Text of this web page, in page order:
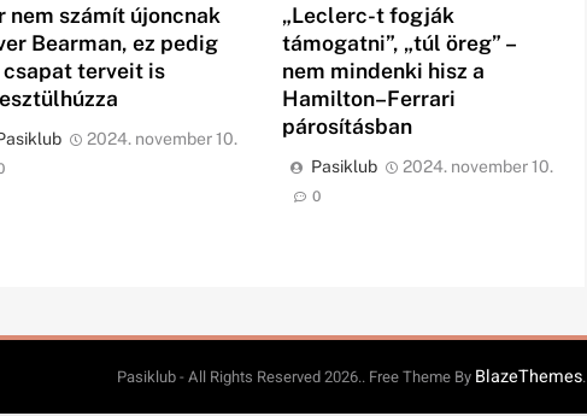
nem számít újoncnak
Bearman, ez pedig
terveit is
2024. november 10.
„Leclerc-t fogják
támogatni”, „túl öreg” –
nem mindenki hisz a
Hamilton–Ferrari
párosításban
Pasiklub 2024. november 10.
0
Pasiklub - All Rights Reserved 2026.. Free Theme By BlazeThemes.